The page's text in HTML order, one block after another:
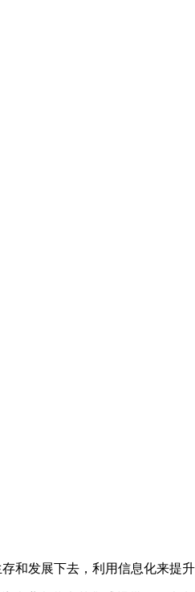
发展下去，利用信息化来提升